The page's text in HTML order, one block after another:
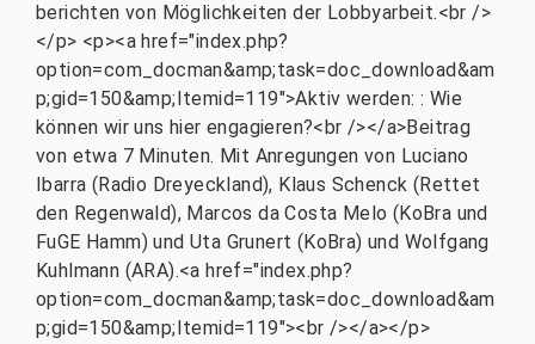
berichten von Möglichkeiten der Lobbyarbeit.<br />
</p> <p><a href="index.php?
option=com_docman&amp;task=doc_download&am
p;gid=150&amp;Itemid=119">Aktiv werden: : Wie
können wir uns hier engagieren?<br /></a>Beitrag
von etwa 7 Minuten. Mit Anregungen von Luciano
Ibarra (Radio Dreyeckland), Klaus Schenck (Rettet
den Regenwald), Marcos da Costa Melo (KoBra und
FuGE Hamm) und Uta Grunert (KoBra) und Wolfgang
Kuhlmann (ARA).<a href="index.php?
option=com_docman&amp;task=doc_download&am
p;gid=150&amp;Itemid=119"><br /></a></p>